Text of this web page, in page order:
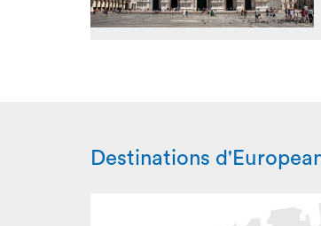
Destinations